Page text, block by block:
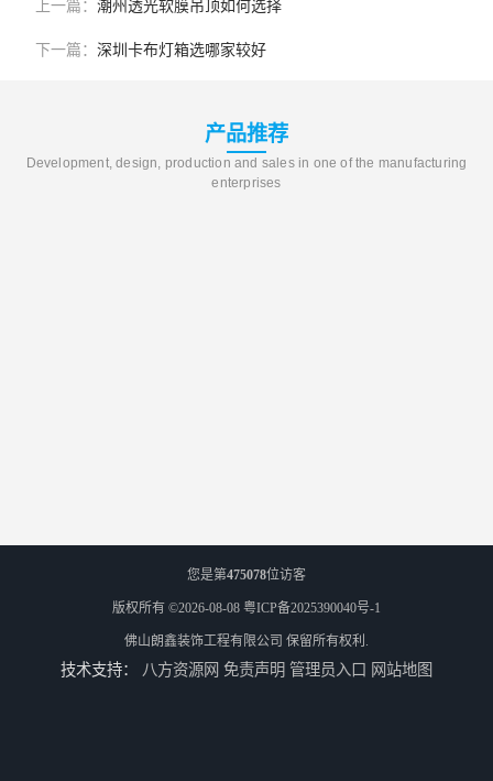
上一篇： 潮州透光软膜吊顶如何选择
下一篇： 深圳卡布灯箱选哪家较好
产品推荐
Development, design, production and sales in one of the manufacturing
enterprises
您是第475078位访客
版权所有 ©2026-08-08 粤ICP备2025390040号-1
佛山朗鑫装饰工程有限公司 保留所有权利.
技术支持： 八方资源网 免责声明 管理员入口 网站地图